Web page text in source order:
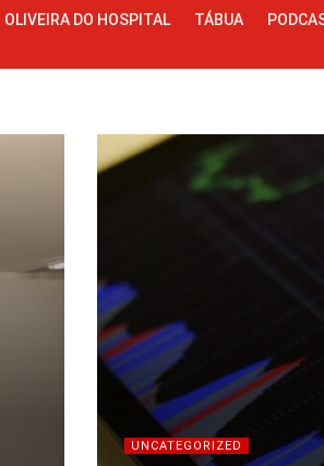
OLIVEIRA DO HOSPITAL TÁBUA
UNCATEGORIZED